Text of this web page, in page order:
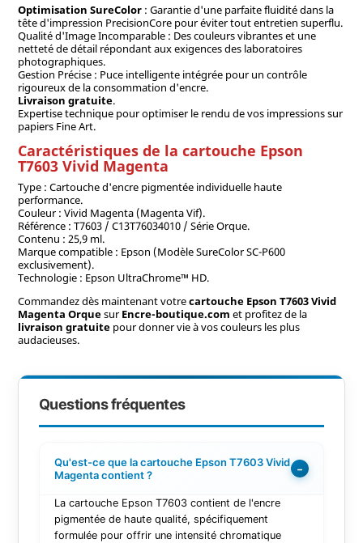
Optimisation SureColor: Garantie d'une parfaite fluidité dans la
tête d'impression PrecisionCore pour éviter tout entretien superflu.
Qualité d'Image Incomparable : Des couleurs vibrantes et une
netteté de détail répondant aux exigences des laboratoires
photographiques.
Gestion Précise : Puce intelligente intégrée pour un contrôle
rigoureux de la consommation d'encre.
Livraison gratuite.
Expertise technique pour optimiser le rendu de vos impressions sur
papiers Fine Art.
Caractéristiques de la cartouche Epson
T7603 Vivid Magenta
Type : Cartouche d'encre pigmentée individuelle haute
performance.
Couleur : Vivid Magenta (Magenta Vif).
Référence : T7603 / C13T76034010 / Série Orque.
Contenu : 25,9 ml.
Marque compatible : Epson (Modèle SureColor SC-P600
exclusivement).
Technologie : Epson UltraChrome™ HD.
Commandez dès maintenant votrecartouche Epson T7603 Vivid
Magenta OrquesurEncre-boutique.com et profitez de la
livraison gratuitepour donner vie à vos couleurs les plus
audacieuses.
Questions fréquentes
Qu'est-ce que la cartouche Epson T7603 Vivid
Magenta contient ?
−
La cartouche Epson T7603 contient de l'encre
pigmentée de haute qualité, spécifiquement
formulée pour offrir une intensité chromatique